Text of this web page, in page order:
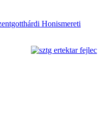
Honismereti